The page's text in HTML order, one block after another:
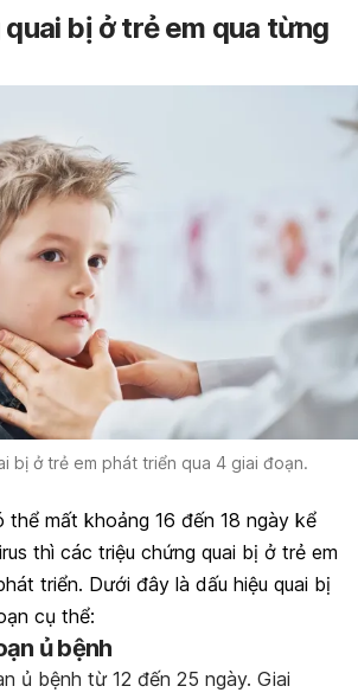
bị ở trẻ em qua từng
bị ở trẻ em phát triển qua 4 giai đoạn.
thể mất khoảng 16 đến 18 ngày kể
thì các triệu chứng quai bị ở trẻ em
triển. Dưới đây là dấu hiệu quai bị
cụ thể:
ủ bệnh
ủ bệnh từ 12 đến 25 ngày. Giai